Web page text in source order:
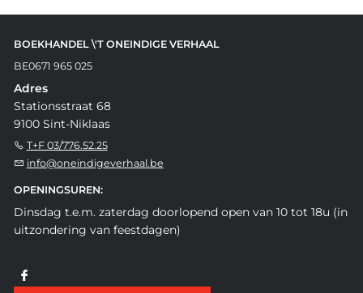
BOEKHANDEL \'T ONEINDIGE VERHAAL
BE0671 965 025
Adres
Stationsstraat 68
9100 Sint-Niklaas
T+F 03/776.52.25
info@oneindigeverhaal.be
OPENINGSUREN:
Dinsdag t.e.m. zaterdag doorlopend open van 10 tot 18u (in
uitzondering van feestdagen)